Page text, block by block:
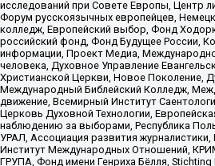
исследований при Совете Европы, Центр
Форум русскоязычных европейцев,
колледж, Европейский выбор, Фонд
российский фонд, Фонд Будущее России,
информации, Проект Медиа,
человека, Духовное Управление
Христианской Церкви, Новое Поколение,
Международный Библейский Колледж,
движение, Всемирный Институт
Церковь Духовной Технологии,
наблюдению за выборами, Республика
УРАЛ, Ассоциация развития
Институт Международных Отношений,
ГРУПА, Фонд имени Генриха Бёлля, Stichting